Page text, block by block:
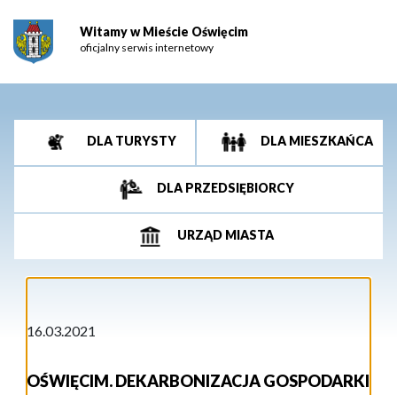
Witamy w Mieście Oświęcim
oficjalny serwis internetowy
DLA TURYSTY DLA MIESZKAŃCA
DLA PRZEDSIĘBIORCY
URZĄD MIASTA
16.03.2021
OŚWIĘCIM. DEKARBONIZACJA GOSPODARKI